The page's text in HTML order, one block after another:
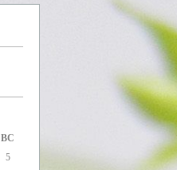
ВС
5